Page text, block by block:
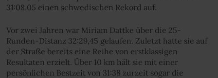
31:08,05 einen schwedischen Rekord auf.
Vor zwei Jahren war Miriam Dattke über die 25-
Runden-Distanz 32:29,45 gelaufen. Zuletzt hatte sie auf
der Straße bereits eine Reihe von erstklassigen
Resultaten erzielt. Über 10 km hält sie mit einer
persönlichen Bestzeit von 31:38 zurzeit sogar die